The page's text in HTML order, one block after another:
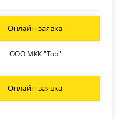
ООО МКК "Тор"
Онлайн-заявка
Онлайн-заявка